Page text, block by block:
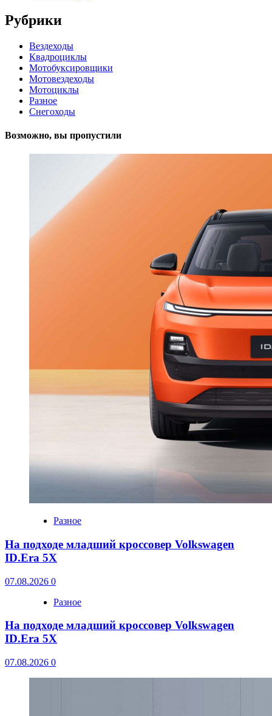
Рубрики
Вездеходы
Квадроциклы
Мотобуксировщики
Мотовездеходы
Мотоциклы
Разное
Снегоходы
Возможно, вы пропустили
Разное
На подходе младший кроссовер Volkswagen
ID.Era 5X
07.08.2026 0
Разное
На подходе младший кроссовер Volkswagen
ID.Era 5X
07.08.2026 0